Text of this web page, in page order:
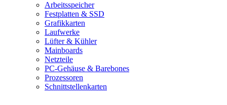
Arbeitsspeicher
Festplatten & SSD
Grafikkarten
Laufwerke
Lüfter & Kühler
Mainboards
Netzteile
PC-Gehäuse & Barebones
Prozessoren
Schnittstellenkarten